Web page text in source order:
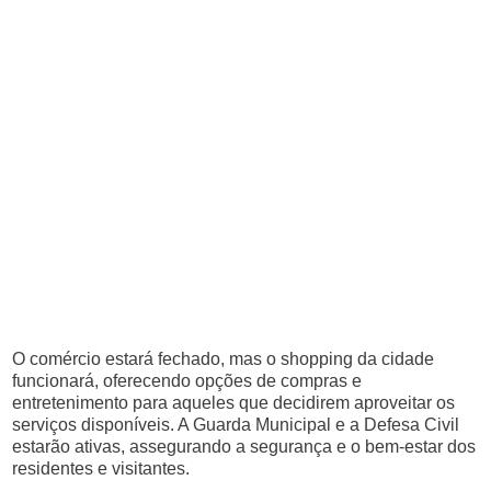
O comércio estará fechado, mas o shopping da cidade
funcionará, oferecendo opções de compras e
entretenimento para aqueles que decidirem aproveitar os
serviços disponíveis. A Guarda Municipal e a Defesa Civil
estarão ativas, assegurando a segurança e o bem-estar dos
residentes e visitantes.